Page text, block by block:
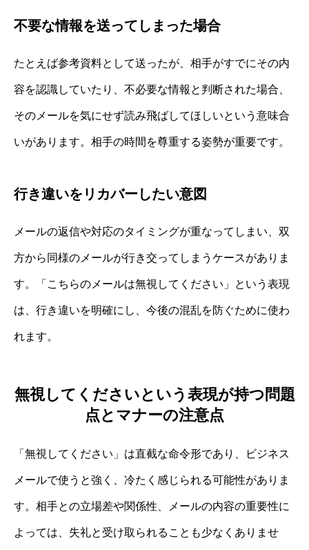
不要な情報を送ってしまった場合
たとえば参考資料として送ったが、相手がすでにその内
容を認識していたり、不必要な情報と判断された場合、
そのメールを気にせず読み飛ばしてほしいという意味合
いがあります。相手の時間を尊重する姿勢が重要です。
行き違いをリカバーしたい意図
メールの返信や対応のタイミングが重なってしまい、双
方から同様のメールが行き交ってしまうケースがありま
す。「こちらのメールは無視してください」という表現
は、行き違いを明確にし、今後の混乱を防ぐために使わ
れます。
無視してくださいという表現が持つ問題
点とマナーの注意点
「無視してください」は直截な命令形であり、ビジネス
メールで使うと強く、冷たく感じられる可能性がありま
す。相手との立場差や関係性、メールの内容の重要性に
よっては、失礼と受け取られることも少なくありませ